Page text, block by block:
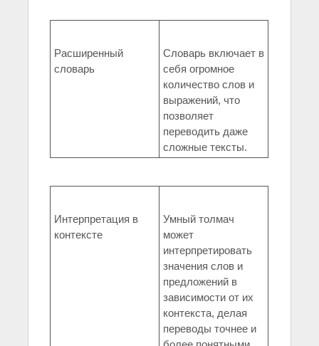
Расширенный
словарь
Словарь включает в
себя огромное
количество слов и
выражений, что
позволяет
переводить даже
сложные тексты.
Интерпретация в
контексте
Умный толмач
может
интерпретировать
значения слов и
предложений в
зависимости от их
контекста, делая
переводы точнее и